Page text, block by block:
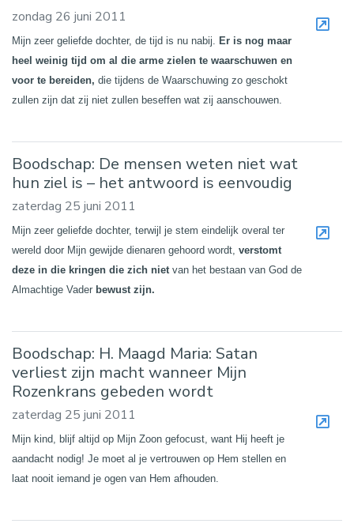
zondag 26 juni 2011
Mijn zeer geliefde dochter, de tijd is nu nabij. Er is nog maar
heel weinig tijd om al die arme zielen te waarschuwen en
voor te bereiden, die tijdens de Waarschuwing zo geschokt
zullen zijn dat zij niet zullen beseffen wat zij aanschouwen.
Boodschap: De mensen weten niet wat
hun ziel is – het antwoord is eenvoudig
zaterdag 25 juni 2011
Mijn zeer geliefde dochter, terwijl je stem eindelijk overal ter
wereld door Mijn gewijde dienaren gehoord wordt, verstomt
deze in die kringen die zich nietvan het bestaan van God de
Almachtige Vader bewust zijn.
Boodschap: H. Maagd Maria: Satan
verliest zijn macht wanneer Mijn
Rozenkrans gebeden wordt
zaterdag 25 juni 2011
Mijn kind, blijf altijd op Mijn Zoon gefocust, want Hij heeft je
aandacht nodig! Je moet al je vertrouwen op Hem stellen en
laat nooit iemand je ogen van Hem afhouden.